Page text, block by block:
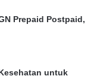
Prepaid Postpaid,
untuk